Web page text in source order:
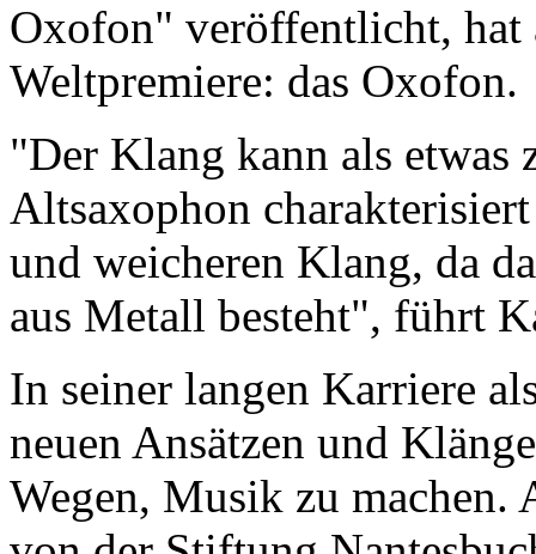
Oxofon" veröffentlicht, hat
Weltpremiere: das Oxofon.
"Der Klang kann als etwas
Altsaxophon
und weicheren Klang, da
aus Metall besteht", führt
In seiner langen Karriere
neuen Ansätzen und
Wegen, Musik zu machen.